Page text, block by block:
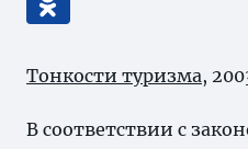
Тонкости туризма,
В соответствии с